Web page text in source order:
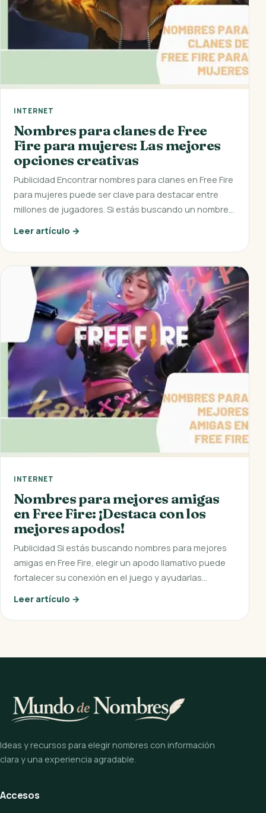
INTERNET
Nombres para clanes de Free
Fire para mujeres: Las mejores
opciones creativas
Publicidad Encontrar nombres para clanes en Free Fire
para mujeres puede ser clave para destacar entre
millones de jugadores. Si estás buscando un nombre…
Leer artículo →
INTERNET
Nombres para mejores amigas
en Free Fire: ¡Destaca con los
mejores apodos!
Publicidad Si estás buscando nombres para mejores
amigas en Free Fire, elegir un apodo llamativo puede
fortalecer su conexión en el juego y ayudarlas…
Leer artículo →
Ideas y recursos para elegir nombres con información
clara y una experiencia agradable.
Accesos